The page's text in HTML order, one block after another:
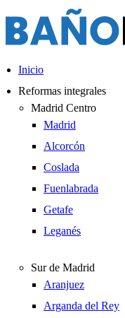
contenido
Inicio
Reformas integrales
Madrid Centro
Madrid
Alcorcón
Coslada
Fuenlabrada
Getafe
Leganés
Sur de Madrid
Aranjuez
Arganda del Rey